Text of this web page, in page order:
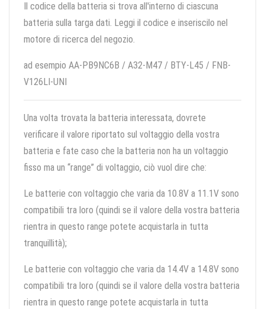
Il codice della batteria si trova all'interno di ciascuna
batteria sulla targa dati. Leggi il codice e inseriscilo nel
motore di ricerca del negozio.
ad esempio AA-PB9NC6B / A32-M47 / BTY-L45 / FNB-
V126LI-UNI
Una volta trovata la batteria interessata, dovrete
verificare il valore riportato sul voltaggio della vostra
batteria e fate caso che la batteria non ha un voltaggio
fisso ma un “range” di voltaggio, ciò vuol dire che:
Le batterie con voltaggio che varia da 10.8V a 11.1V sono
compatibili tra loro (quindi se il valore della vostra batteria
rientra in questo range potete acquistarla in tutta
tranquillità);
Le batterie con voltaggio che varia da 14.4V a 14.8V sono
compatibili tra loro (quindi se il valore della vostra batteria
rientra in questo range potete acquistarla in tutta